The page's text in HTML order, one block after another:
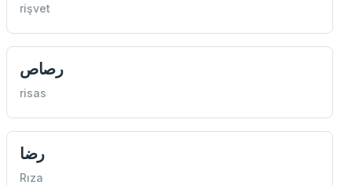
rişvet
رصاص
risas
رضا
Rıza